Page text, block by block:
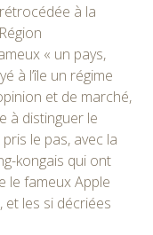
à la
« un pays,
à l’île un régime
et de marché,
à distinguer le
le pas, avec la
kongais qui ont
le fameux Apple
et les si décriées